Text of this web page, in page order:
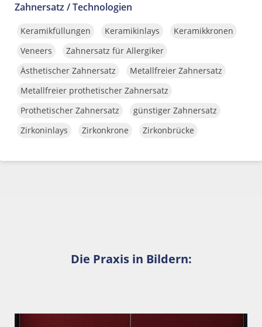
Zahnersatz / Technologien
Keramikfüllungen Keramikinlays
Keramikkronen
Veneers
Zahnersatz für Allergiker
Ästhetischer Zahnersatz
Metallfreier Zahnersatz
Metallfreier prothetischer Zahnersatz
Prothetischer Zahnersatz
günstiger Zahnersatz
Zirkoninlays
Zirkonkrone Zirkonbrücke
Die Praxis in Bildern: